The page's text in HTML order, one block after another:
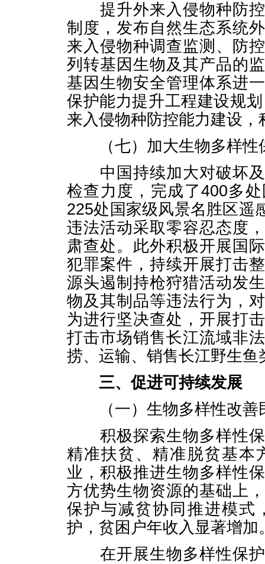
提升外来入侵物种防控
制度，发布自然生态系统
来入侵物种调查监测、防
列转基因生物及其产品的
基因生物安全管理体系进
保护能力提升工程建设规
来入侵物种防控能力建设
（七）加大生物多样性
中国持续加大对破坏及
检查力度，完成了400多
225处国家级风景名胜区遥
违法活动采取零容忍态度
肃查处。此外积极开展国
犯罪案件，持续开展打击
源头遏制持枪狩猎活动发
物及其制品等违法行为，
为进行坚决查处，开展打
打击市场销售长江流域非
捞、运输、销售长江野生鱼
三、促进可持续发展
（一）生物多样性改善
积极探索生物多样性保
精准扶贫、精准脱贫基本
业，积极推进生物多样性
方优势生物资源的基础上
保护与减贫协同推进模式
护，贫困户年收入显著增加
在开展生物多样性保护